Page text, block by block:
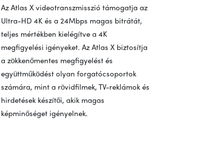
Az Atlas X videotranszmisszió támogatja az
Ultra-HD 4K és a 24Mbps magas bitrátát,
teljes mértékben kielégítve a 4K
megfigyelési igényeket. Az Atlas X biztosítja
a zökkenőmentes megfigyelést és
együttműködést olyan forgatócsoportok
számára, mint a rövidfilmek, TV-reklámok és
hirdetések készítői, akik magas
képminőséget igényelnek.